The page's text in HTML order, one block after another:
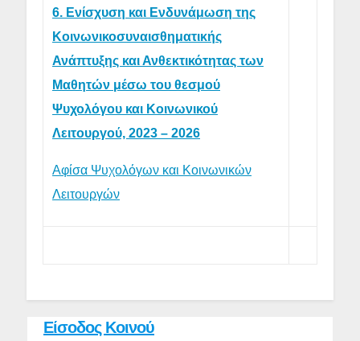
6. Ενίσχυση και Ενδυνάμωση της
Κοινωνικοσυναισθηματικής
Ανάπτυξης και Ανθεκτικότητας των
Μαθητών μέσω του θεσμού
Ψυχολόγου και Κοινωνικού
Λειτουργού, 2023 – 2026
Αφίσα Ψυχολόγων και Κοινωνικών
Λειτουργών
Είσοδος Κοινού